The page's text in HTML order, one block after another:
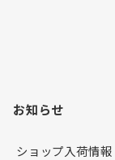
お知らせ
ショップ入荷情報